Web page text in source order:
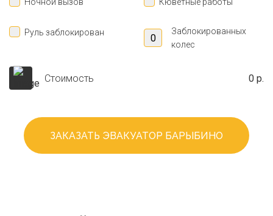
Ночной вызов Кюветные работы
Руль заблокирован
Заблокированных
колес
Стоимость 0 р.
ЗАКАЗАТЬ ЭВАКУАТОР БАРЫБИНО